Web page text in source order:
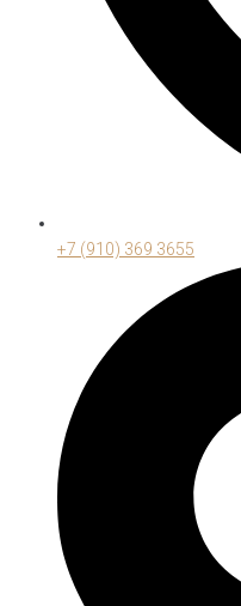
+7 (910) 369 3655